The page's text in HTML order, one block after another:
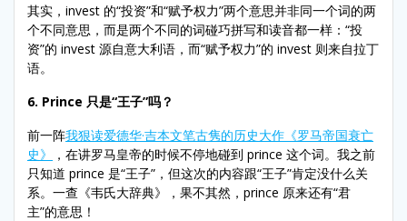
其实，invest 的“投资”和“赋予权力”两个意思并非同一个词的两
个不同意思，而是两个不同的词碰巧拼写和读音都一样：“投
资”的 invest 源自意大利语，而“赋予权力”的 invest 则来自拉丁
语。
6. Prince 只是“王子”吗？
前一阵我狠读爱德华·吉本文笔古隽的历史大作《罗马帝国衰亡
史》
，在讲罗马皇帝的时候不停地碰到 prince 这个词。我之前
只知道 prince 是“王子”，但这次的内容跟“王子”肯定没什么关
系。一查《韦氏大辞典》，果不其然，prince 原来还有“君
主”的意思！